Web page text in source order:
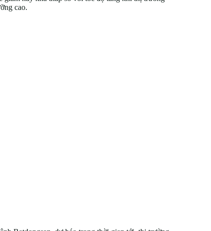
cao.